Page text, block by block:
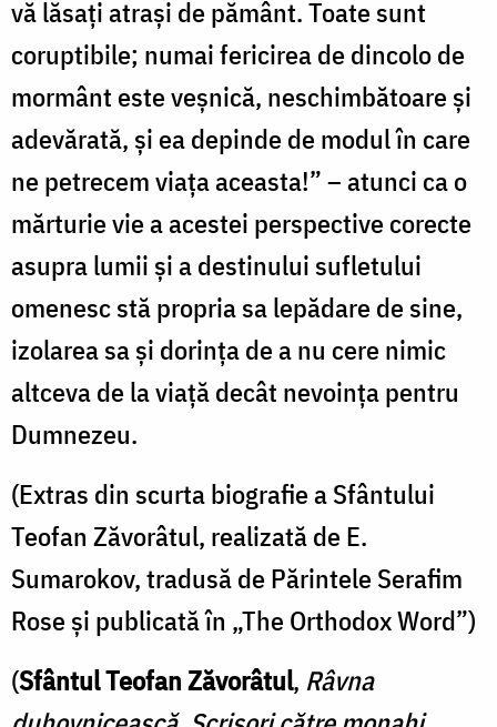
vă lăsaţi atraşi de pământ. Toate sunt
coruptibile; numai fericirea de dincolo de
mor­mânt este veşnică, neschimbătoare şi
adevărată, şi ea depinde de modul în care
ne petrecem viaţa aceasta!” – atunci ca o
mărturie vie a acestei perspective corecte
asupra lumii şi a destinului su­fletului
omenesc stă propria sa lepădare de sine,
izolarea sa şi dorinţa de a nu cere nimic
altceva de la viaţă decât nevoinţa pentru
Dumnezeu.
(Extras din scurta biografie a Sfântului
Teofan Zăvorâtul, realizată de E.
Sumarokov, tradusă de Părintele Serafim
Rose şi publicată în „The Orthodox Word”)
(Sfântul Teofan Zăvorâtul, Râvna